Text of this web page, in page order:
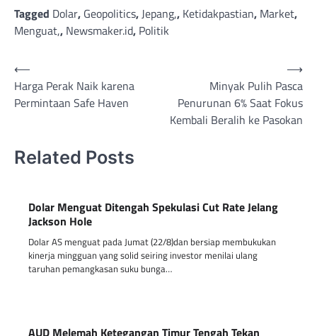
Tagged Dolar, Geopolitics,Jepang,, Ketidakpastian, Market,
Menguat,, Newsmaker.id, Politik
Post
navigation
⟵
Harga Perak Naik karena
Permintaan Safe Haven
Minyak Pulih Pasca
Penurunan 6% Saat Fokus
Kembali Beralih ke Pasokan
⟶
Related Posts
Dolar Menguat Ditengah Spekulasi Cut Rate Jelang
Jackson Hole
Dolar AS menguat pada Jumat (22/8)dan bersiap membukukan
kinerja mingguan yang solid seiring investor menilai ulang
taruhan pemangkasan suku bunga…
AUD Melemah Ketegangan Timur Tengah Tekan